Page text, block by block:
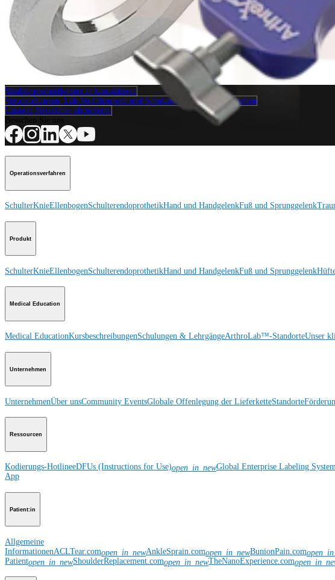
Moberg-Osteotomie
Operationsverfahren
Wie können wir Ihnen helfen?
Medizinproduktberater:in kontaktieren
Veranstaltungen, Lab-Vorführungen und Schulungsmöglichkeiten ansehen
Unseren Newsletter abonnieren
Operationsverfahren
SchulterKnieEllenbogenSchulterendoprothetikHand und HandgelenkFuß und Sprunggelenk
Produkt
SchulterKnieEllenbogenSchulterendoprothetikHand und HandgelenkFuß und Sprunggelenk
Medical Education
Medical EducationKursbeschreibungenSchulungen & LehrgängeArthroLab™-StandorteUnser
Unternehmen
UnternehmenÜber unsCommunity EventsGlobale Offenlegung der LieferketteStandorte
Ressourcen
Kodierungs-HotlineeDFUs (Instructions for Use)open_in_newGlobal Enterprise Labeling
App
Patient:in
Allgemeine
InformationenACLTear.comopen_in_newAnkleSprain.comopen_in_newBunionPain.com
Patientopen_in_newShoulderReplacement.comopen_in_newTheNanoExperience.com